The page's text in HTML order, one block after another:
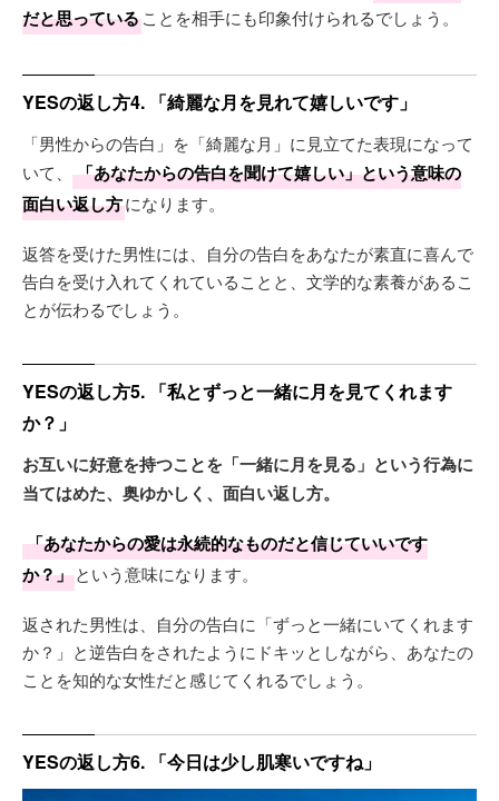
だと思っていることを相手にも印象付けられるでしょう。
YESの返し方4. 「綺麗な月を見れて嬉しいです」
「男性からの告白」を「綺麗な月」に見立てた表現になって
いて、
「あなたからの告白を聞けて嬉しい」という意味の
面白い返し方になります。
返答を受けた男性には、自分の告白をあなたが素直に喜んで
告白を受け入れてくれていることと、文学的な素養があるこ
とが伝わるでしょう。
YESの返し方5. 「私とずっと一緒に月を見てくれます
か？」
お互いに好意を持つことを「一緒に月を見る」という行為に
当てはめた、奥ゆかしく、面白い返し方。
「あなたからの愛は永続的なものだと信じていいです
か？」という意味になります。
返された男性は、自分の告白に「ずっと一緒にいてくれます
か？」と逆告白をされたようにドキッとしながら、あなたの
ことを知的な女性だと感じてくれるでしょう。
YESの返し方6. 「今日は少し肌寒いですね」